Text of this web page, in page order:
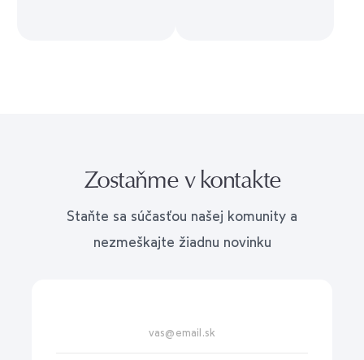
Zostaňme v kontakte
Staňte sa súčasťou našej komunity a
nezmeškajte žiadnu novinku